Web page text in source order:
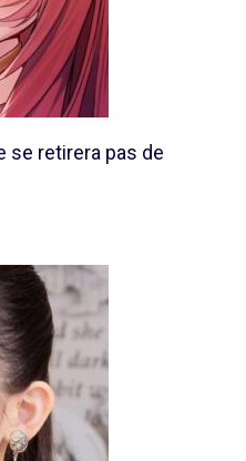
se retirera pas de